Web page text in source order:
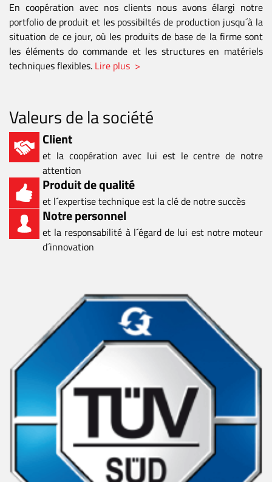
En coopération avec nos clients nous avons élargi notre
portfolio de produit et les possibiltés de production jusqu´à la
situation de ce jour, où les produits de base de la firme sont
les éléments do commande et les structures en matériels
techniques flexibles. Lire plus >
Valeurs de la société
Client
et la coopération avec lui est le centre de notre
attention
Produit de qualité
et l´expertise technique est la clé de notre succès
Notre personnel
et la responsabilité à l´égard de lui est notre moteur
d´innovation